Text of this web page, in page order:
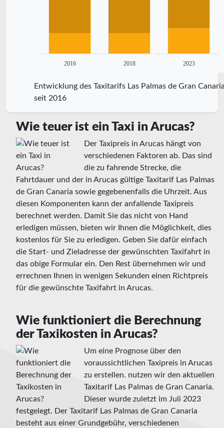
2016 2018 2023
Entwicklung des Taxitarifs Las Palmas de Gran
seit 2016
Wie teuer ist ein Taxi in Arucas?
Der Taxipreis in Arucas hängt von
verschiedenen Faktoren ab. Das sind
die zu fahrende Strecke, die
Fahrtdauer und der in Arucas gültige Taxitarif Las Palmas
de Gran Canaria sowie gegebenenfalls die Uhrzeit. Aus
diesen Komponenten kann der anfallende Taxipreis
berechnet werden. Damit Sie das nicht von Hand
erledigen müssen, bieten wir Ihnen die Möglichkeit, dies
kostenlos für Sie zu erledigen. Geben Sie dafür einfach
die Start- und Zieladresse der gewünschten Taxifahrt in
das obige Formular ein. Den Rest übernehmen wir und
errechnen Ihnen in wenigen Sekunden einen Richtpreis
für die gewünschte Taxifahrt in Arucas.
Wie funktioniert die Berechnung
der Taxikosten in Arucas?
Um eine Prognose über den
voraussichtlichen Taxipreis in Arucas
zu erstellen. nutzen wir den aktuellen
Taxitarif Las Palmas de Gran Canaria.
Dieser wurde zuletzt im Juli 2023
festgelegt. Der Taxitarif Las Palmas de Gran Canaria
besteht aus einer Grundgebühr, verschiedenen